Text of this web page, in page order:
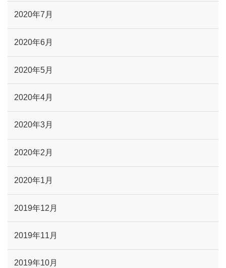
2020年7月
2020年6月
2020年5月
2020年4月
2020年3月
2020年2月
2020年1月
2019年12月
2019年11月
2019年10月